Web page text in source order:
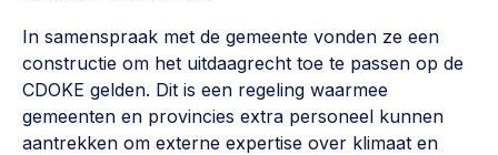
In samenspraak met de gemeente vonden ze een
constructie om het uitdaagrecht toe te passen op de
CDOKE gelden. Dit is een regeling waarmee
gemeenten en provincies extra personeel kunnen
aantrekken om externe expertise over klimaat en